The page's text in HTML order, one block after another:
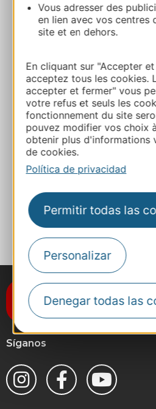
Vous adresser des
en lien avec vos centres
site et en dehors.
En cliquant sur "Accepter
acceptez tous les cookies.
accepter et fermer" vous
votre refus et seuls les
fonctionnement du site
pouvez modifier vos choix
obtenir plus d'informations
de cookies.
Política de privacidad
Permitir todas las
Personalizar
Denegar todas las
HOTEL VENEZIA
20 Corniche de
+33 4 67 51 39 38
E-mail
Sitio web
A MIS FAVORITOS
Suscríbase al
Destination
Síganos